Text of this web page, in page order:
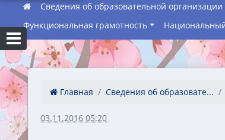
Сведения об образовательной организации
Функциональная грамотность
Главная Сведения об образовате...
03.11.2016 05:20